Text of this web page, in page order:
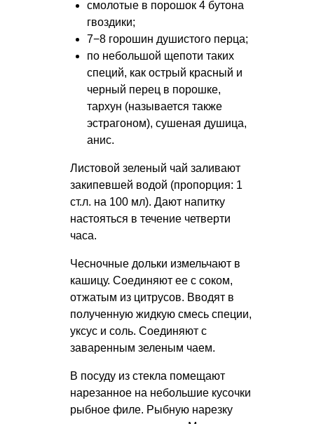
смолотые в порошок 4 бутона
гвоздики;
7−8 горошин душистого перца;
по небольшой щепоти таких
специй, как острый красный и
черный перец в порошке,
тархун (называется также
эстрагоном), сушеная душица,
анис.
Листовой зеленый чай заливают
закипевшей водой (пропорция: 1
ст.л. на 100 мл). Дают напитку
настояться в течение четверти
часа.
Чесночные дольки измельчают в
кашицу. Соединяют ее с соком,
отжатым из цитрусов. Вводят в
полученную жидкую смесь специи,
уксус и соль. Соединяют с
заваренным зеленым чаем.
В посуду из стекла помещают
нарезанное на небольшие кусочки
рыбное филе. Рыбную нарезку